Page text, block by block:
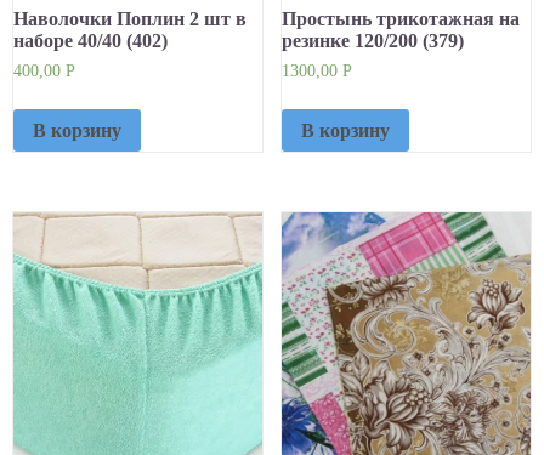
Наволочки Поплин 2 шт в
наборе 40/40 (402)
400,00 Р
В корзину
Простынь трикотажная на
резинке 120/200 (379)
1300,00 Р
В корзину